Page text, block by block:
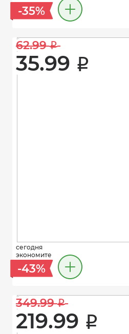
-35%
62.99 i
35.99 i
сегодня
экономите
-43%
349.99 i
219.99 i